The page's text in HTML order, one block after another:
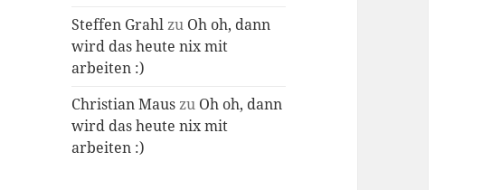
Steffen Grahlzu Oh oh, dann
wird das heute nix mit
arbeiten :)
Christian Mauszu Oh oh, dann
wird das heute nix mit
arbeiten :)